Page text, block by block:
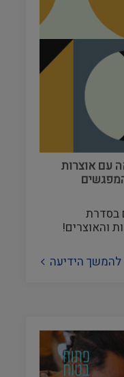
עם אוצרות
בסדרת
והאוצרים!
להמשך הידיעה